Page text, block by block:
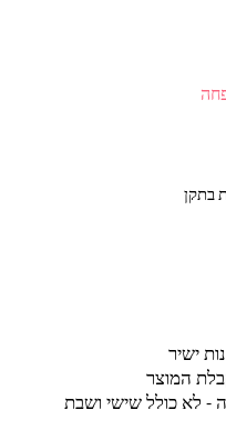
בתקן
ישיר
15-20 ימי עבודה - לא כולל שישי ושבת